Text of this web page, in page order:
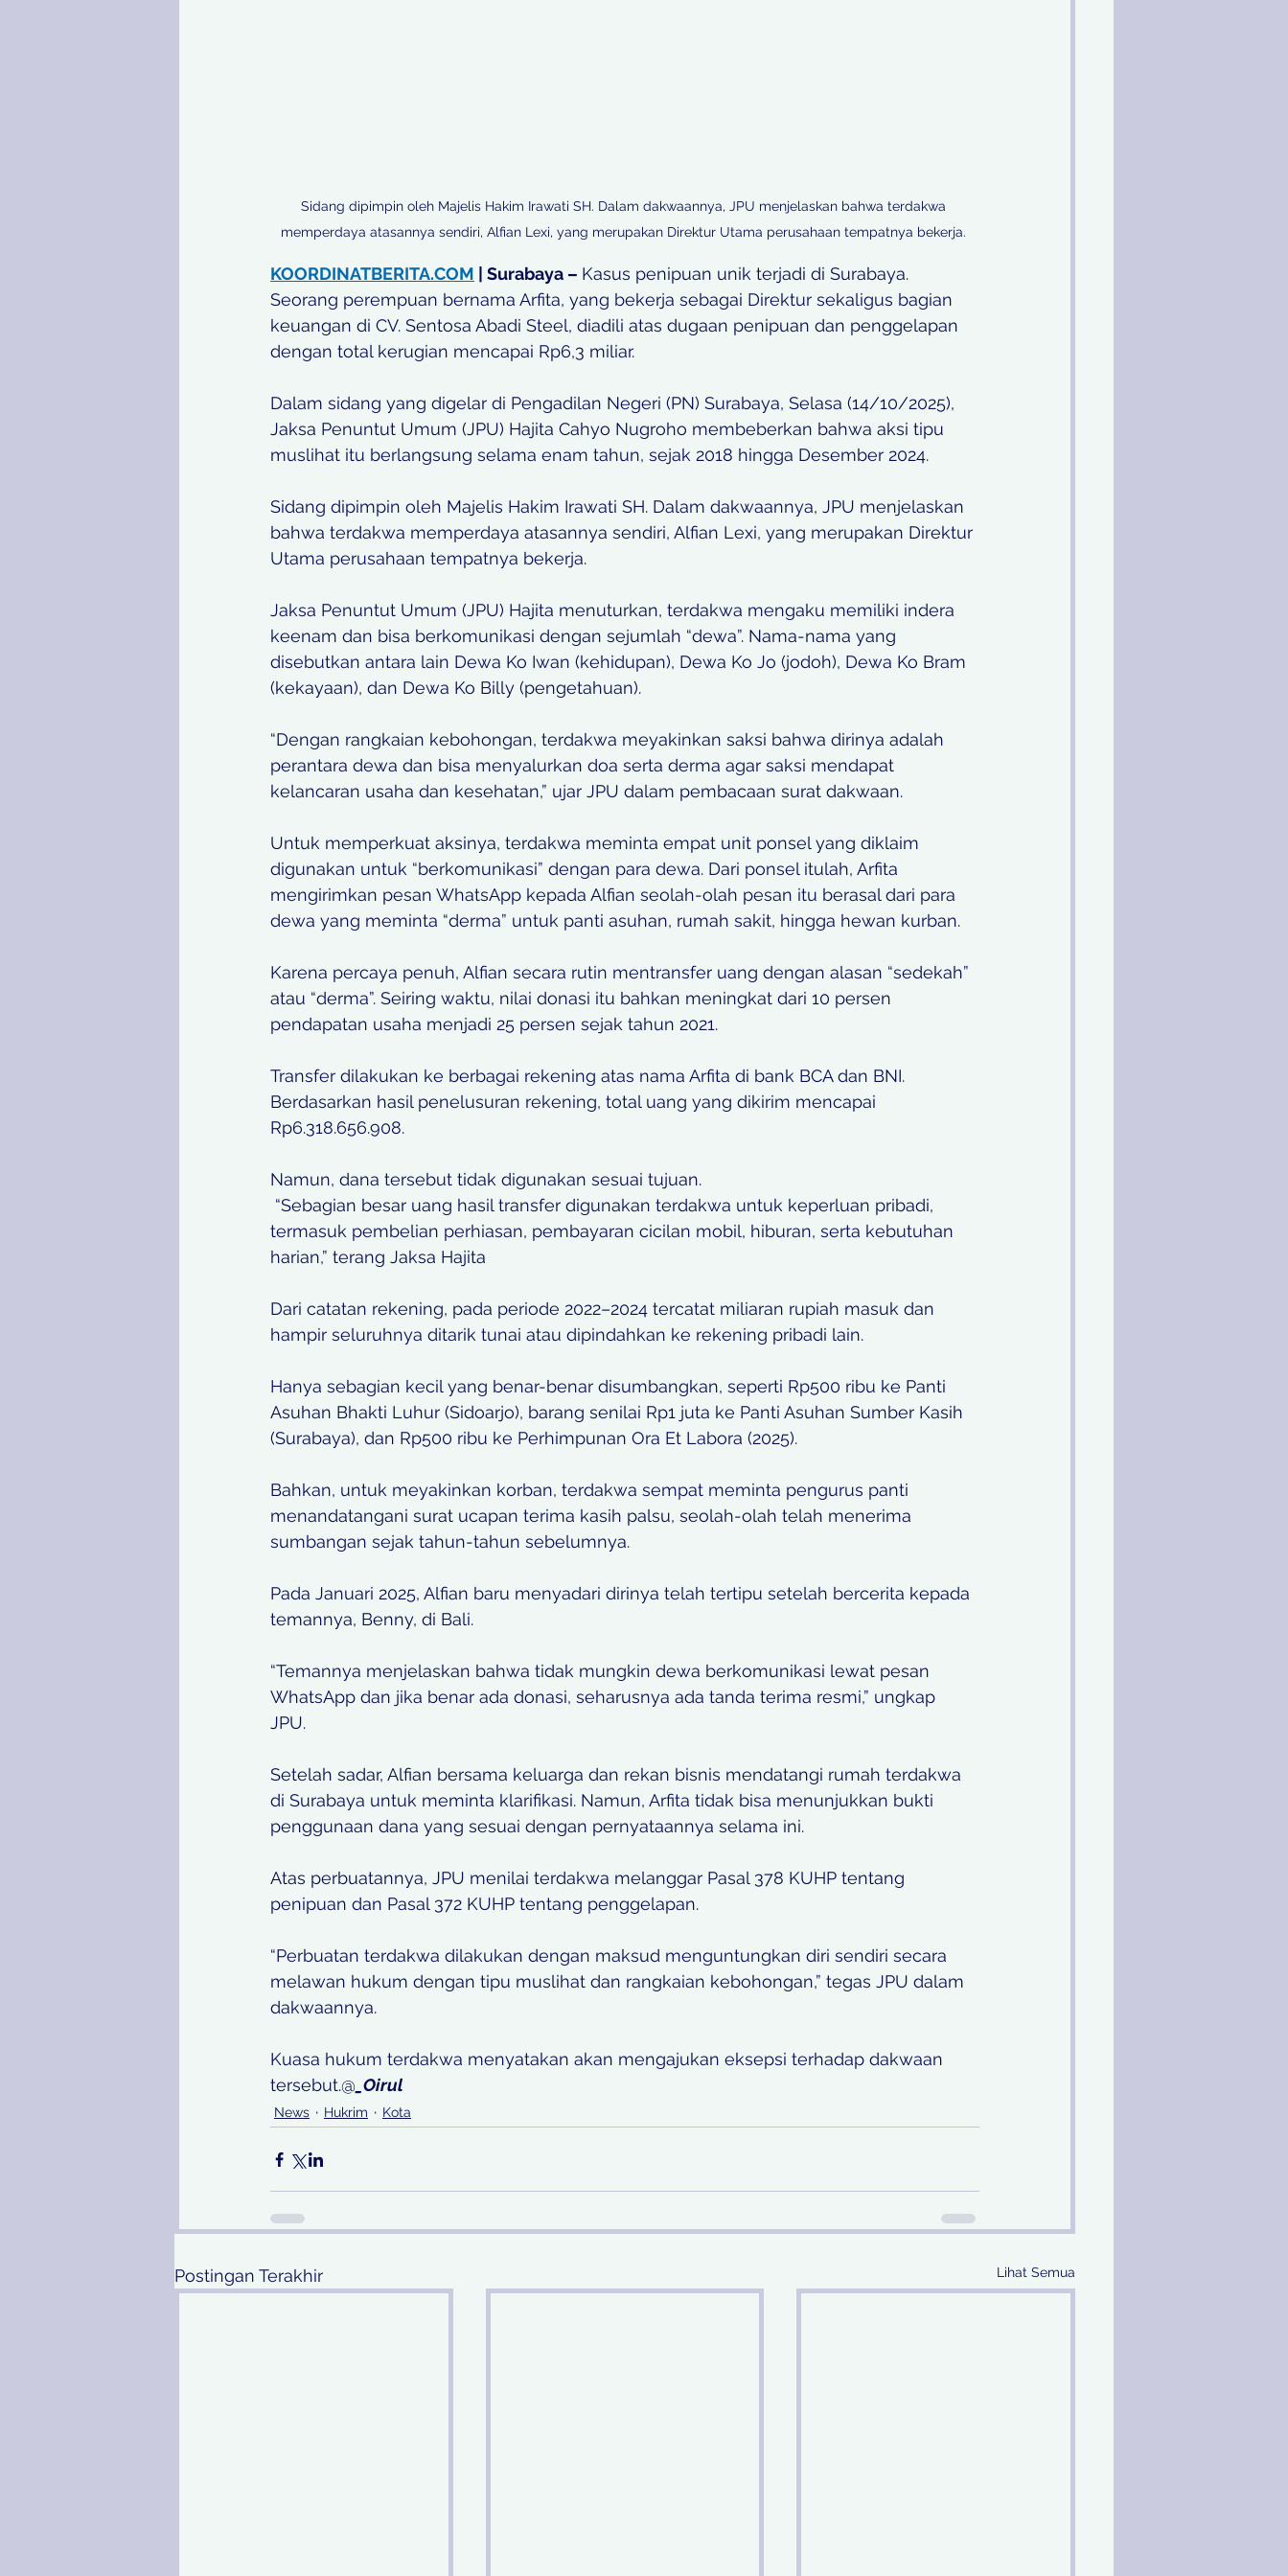
Sidang dipimpin oleh Majelis Hakim Irawati SH. Dalam dakwaannya, JPU menjelaskan bahwa terdakwa
memperdaya atasannya sendiri, Alfian Lexi, yang merupakan Direktur Utama perusahaan tempatnya bekerja.
KOORDINATBERITA.COM | Surabaya – Kasus penipuan unik terjadi di Surabaya.
Seorang perempuan bernama Arfita, yang bekerja sebagai Direktur sekaligus bagian
keuangan di CV. Sentosa Abadi Steel, diadili atas dugaan penipuan dan penggelapan
dengan total kerugian mencapai Rp6,3 miliar.
Dalam sidang yang digelar di Pengadilan Negeri (PN) Surabaya, Selasa (14/10/2025),
Jaksa Penuntut Umum (JPU) Hajita Cahyo Nugroho membeberkan bahwa aksi tipu
muslihat itu berlangsung selama enam tahun, sejak 2018 hingga Desember 2024.
Sidang dipimpin oleh Majelis Hakim Irawati SH. Dalam dakwaannya, JPU menjelaskan
bahwa terdakwa memperdaya atasannya sendiri, Alfian Lexi, yang merupakan Direktur
Utama perusahaan tempatnya bekerja.
Jaksa Penuntut Umum (JPU) Hajita menuturkan, terdakwa mengaku memiliki indera
keenam dan bisa berkomunikasi dengan sejumlah “dewa”. Nama-nama yang
disebutkan antara lain Dewa Ko Iwan (kehidupan), Dewa Ko Jo (jodoh), Dewa Ko Bram
(kekayaan), dan Dewa Ko Billy (pengetahuan).
“Dengan rangkaian kebohongan, terdakwa meyakinkan saksi bahwa dirinya adalah
perantara dewa dan bisa menyalurkan doa serta derma agar saksi mendapat
kelancaran usaha dan kesehatan,” ujar JPU dalam pembacaan surat dakwaan.
Untuk memperkuat aksinya, terdakwa meminta empat unit ponsel yang diklaim
digunakan untuk “berkomunikasi” dengan para dewa. Dari ponsel itulah, Arfita
mengirimkan pesan WhatsApp kepada Alfian seolah-olah pesan itu berasal dari para
dewa yang meminta “derma” untuk panti asuhan, rumah sakit, hingga hewan kurban.
Karena percaya penuh, Alfian secara rutin mentransfer uang dengan alasan “sedekah”
atau “derma”. Seiring waktu, nilai donasi itu bahkan meningkat dari 10 persen
pendapatan usaha menjadi 25 persen sejak tahun 2021.
Transfer dilakukan ke berbagai rekening atas nama Arfita di bank BCA dan BNI.
Berdasarkan hasil penelusuran rekening, total uang yang dikirim mencapai
Rp6.318.656.908.
Namun, dana tersebut tidak digunakan sesuai tujuan.
termasuk pembelian perhiasan, pembayaran cicilan mobil, hiburan, serta kebutuhan
harian,” terang Jaksa Hajita
Dari catatan rekening, pada periode 2022–2024 tercatat miliaran rupiah masuk dan
hampir seluruhnya ditarik tunai atau dipindahkan ke rekening pribadi lain.
Hanya sebagian kecil yang benar-benar disumbangkan, seperti Rp500 ribu ke Panti
Asuhan Bhakti Luhur (Sidoarjo), barang senilai Rp1 juta ke Panti Asuhan Sumber Kasih
(Surabaya), dan Rp500 ribu ke Perhimpunan Ora Et Labora (2025).
Bahkan, untuk meyakinkan korban, terdakwa sempat meminta pengurus panti
menandatangani surat ucapan terima kasih palsu, seolah-olah telah menerima
sumbangan sejak tahun-tahun sebelumnya.
Pada Januari 2025, Alfian baru menyadari dirinya telah tertipu setelah bercerita kepada
temannya, Benny, di Bali.
“Temannya menjelaskan bahwa tidak mungkin dewa berkomunikasi lewat pesan
WhatsApp dan jika benar ada donasi, seharusnya ada tanda terima resmi,” ungkap
JPU.
Setelah sadar, Alfian bersama keluarga dan rekan bisnis mendatangi rumah terdakwa
di Surabaya untuk meminta klarifikasi. Namun, Arfita tidak bisa menunjukkan bukti
penggunaan dana yang sesuai dengan pernyataannya selama ini.
Atas perbuatannya, JPU menilai terdakwa melanggar Pasal 378 KUHP tentang
penipuan dan Pasal 372 KUHP tentang penggelapan.
“Perbuatan terdakwa dilakukan dengan maksud menguntungkan diri sendiri secara
melawan hukum dengan tipu muslihat dan rangkaian kebohongan,” tegas JPU dalam
dakwaannya.
Kuasa hukum terdakwa menyatakan akan mengajukan eksepsi terhadap dakwaan
tersebut.@ _Oirul
News Hukrim Kota
Postingan Terakhir Lihat Semua